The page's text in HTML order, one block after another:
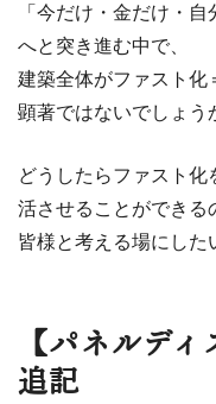
「今だけ・金だけ・
へと突き進む中で、
建築全体がファスト化
顕著ではないでしょう
どうしたらファスト
活させることができる
皆様と考える場にした
【パネルデ
追記